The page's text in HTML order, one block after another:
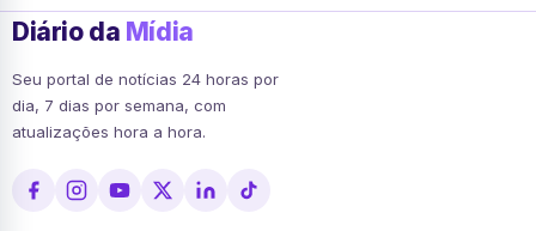
Diário da Mídia
Seu portal de notícias 24 horas por
dia, 7 dias por semana, com
atualizações hora a hora.